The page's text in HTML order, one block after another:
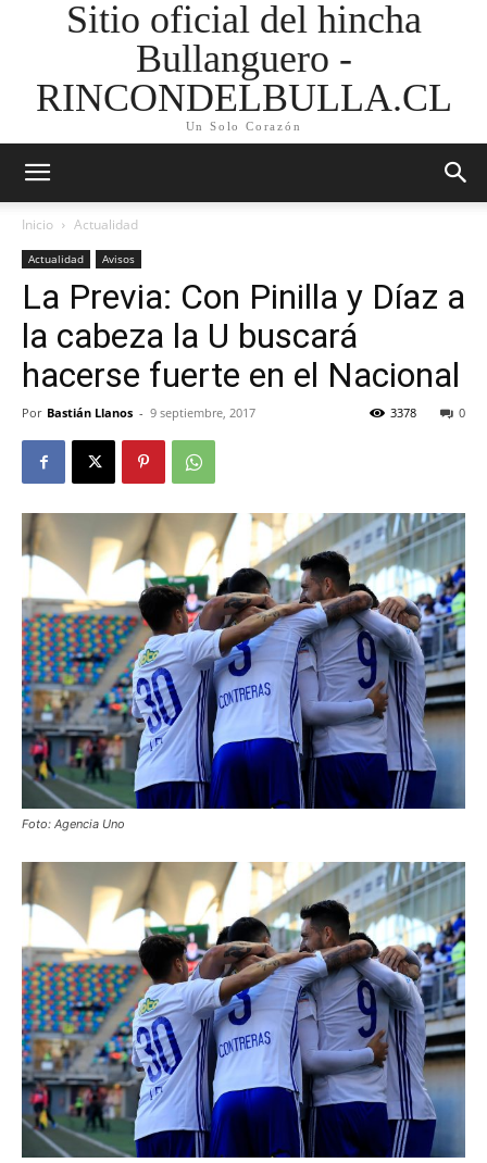
Sitio oficial del hincha
Bullanguero -
RINCONDELBULLA.CL
Un Solo Corazón
Inicio Actualidad
Actualidad Avisos
La Previa: Con Pinilla y Díaz a
la cabeza la U buscará
hacerse fuerte en el Nacional
Por Bastián Llanos - 9 septiembre, 2017 0
3378
Foto: Agencia Uno